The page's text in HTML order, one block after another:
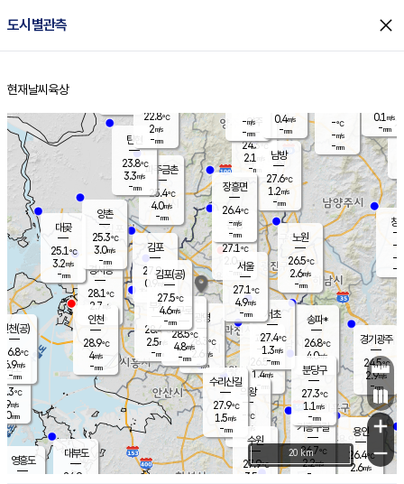
도시별관측 close
홈
현재날씨 육상
의도
℃
m/s
mm
영흥도
양주
24.3℃
2.1
-mm
과천
26.5℃
1.4m/s
- mm
용인
26.4℃
2.6m/s
경기광주
24.5℃
2.9m/s
-mm
대부도
24.9
경서동
28.1℃
2.7 m/s
-mm
파주금촌
25.4℃
4.0m/s
-mm
-℃
-m/s
-mm
대곶
25.1℃
3.2m/s
-mm
창
-
-m/
-
탄현
23.8℃
3.3m/s
-mm
0.1 m/s
-mm
의왕
- ℃
m/s
mm
김포
27.9℃
0.9 m/s
mm
광명
28.3 ℃
2.6 m/s
-mm
부천
28.4℃
2.5m/s
-mm
양촌
25.3℃
3.0m/s
-mm
구로
28.5℃
4.8m/s
-mm
은평
27.1℃
2.0 m/s
- mm
노원
26.5℃
2.6m/s
-mm
송파*
26.8℃
4.0m/s
-mm
서초
27.4℃
1.3m/s
-mm
남방
27.6℃
1.2m/s
-mm
기흥구갈
26.7℃
2.2m/s
-
수리산길
27.9℃
1.5m/s
-mm
분당구
27.3℃
1.1 m/s
-mm
장흥면
26.4℃
-m/s
-mm
-m/s
-mm
인천(공)
26.8℃
6.9m/s
-mm
김포(공)
27.5℃
4.6m/s
-mm
수원
27.9℃
3.5 m/s
인천
28.9℃
4m/s
-mm
서울
27.1℃
4.9m/s
-mm
22.8℃
2m/s
-mm
0.4m/s
-mm
+
−
20 km